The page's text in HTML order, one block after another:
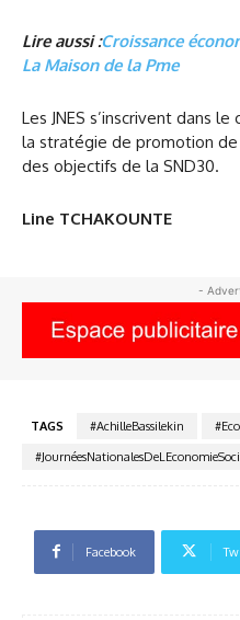
Lire aussi :Croissance
La Maison de la Pme
Les JNES s’inscrivent dans
la stratégie de promotion
des objectifs de la SND30.
Line TCHAKOUNTE
-
TAGS #AchilleBassilekin
Facebook